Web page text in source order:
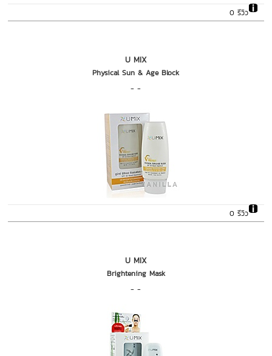
0 รีวิว
U MIX
Physical Sun & Age Block
- -
0 รีวิว
U MIX
Brightening Mask
- -